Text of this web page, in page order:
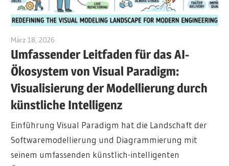
März 18, 2026
Umfassender Leitfaden für das AI-
Ökosystem von Visual Paradigm:
Visualisierung der Modellierung durch
künstliche Intelligenz
Einführung Visual Paradigm hat die Landschaft der
Softwaremodellierung und Diagrammierung mit
seinem umfassenden künstlich-intelligenten